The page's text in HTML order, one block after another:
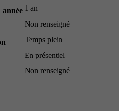
année 1 an
Non renseigné
Temps plein
En présentiel
Non renseigné